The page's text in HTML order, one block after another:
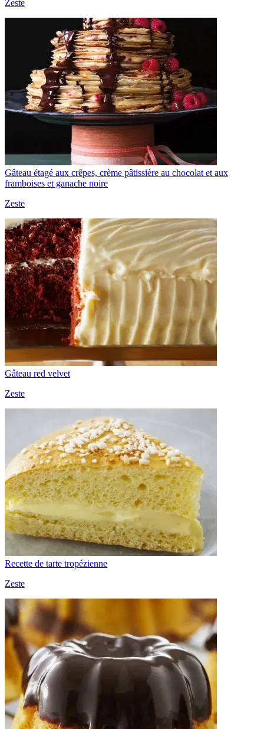
Zeste
Gâteau étagé aux crêpes, crème pâtissière au chocolat et aux
framboises et ganache noire
Zeste
Gâteau red velvet
Zeste
Recette de tarte tropézienne
Zeste